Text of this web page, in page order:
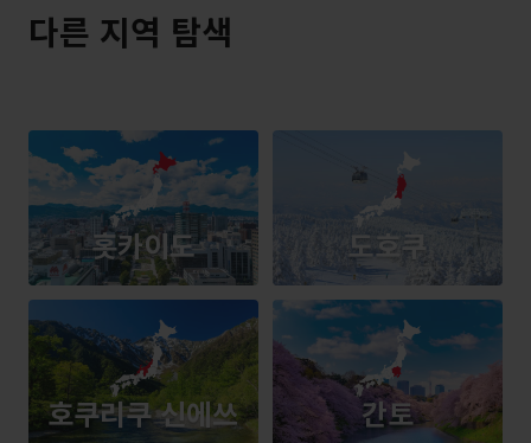
다른 지역 탐색
홋카이도 도호쿠
호쿠리쿠 신에쓰 간토